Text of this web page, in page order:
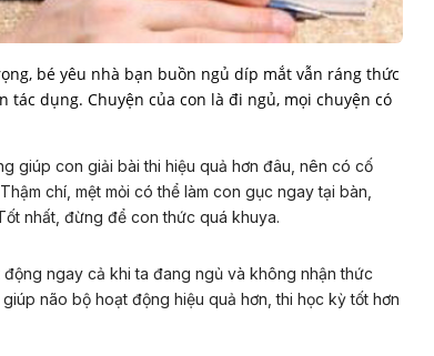
bé yêu nhà bạn buồn ngủ díp mắt vẫn ráng thức
tác dụng. Chuyện của con là đi ngủ, mọi chuyện có
giúp con giải bài thi hiệu quả hơn đâu, nên có cố
chí, mệt mỏi có thể làm con gục ngay tại bàn,
nhất, đừng để con thức quá khuya.
ngay cả khi ta đang ngủ và không nhận thức
não bộ hoạt động hiệu quả hơn, thi học kỳ tốt hơn